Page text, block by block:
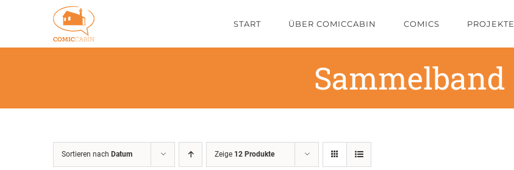
springen
START ÜBER COMICCABIN COMICS PROJEKTE
Sammelband
Sortieren nach Datum Zeige 12 Produkte